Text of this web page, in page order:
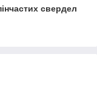
свердел